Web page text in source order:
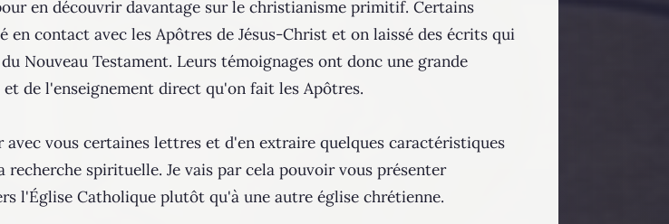
en découvrir davantage sur le christianisme primitif. Certains
contact avec les Apôtres de Jésus-Christ et on laissé des écrits qui
Nouveau Testament. Leurs témoignages ont donc une grande
de l'enseignement direct qu'on fait les Apôtres.
vous certaines lettres et d'en extraire quelques caractéristiques
spirituelle. Je vais par cela pouvoir vous présenter
l'Église Catholique plutôt qu'à une autre église chrétienne.